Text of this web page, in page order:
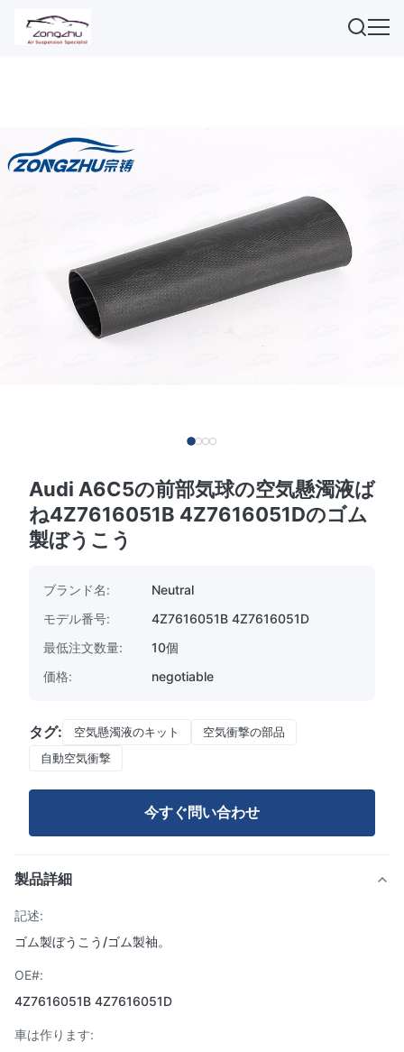
Audi A6C5の前部気球の空気懸濁液ば
ね4Z7616051B 4Z7616051Dのゴム
製ぼうこう
ブランド名:
Neutral
モデル番号:
4Z7616051B 4Z7616051D
最低注文数量:
10個
価格:
negotiable
タグ: 空気懸濁液のキット
空気衝撃の部品
自動空気衝撃
今すぐ問い合わせ
製品詳細
記述:
ゴム製ぼうこう/ゴム製袖。
OE#:
4Z7616051B 4Z7616051D
車は作ります: